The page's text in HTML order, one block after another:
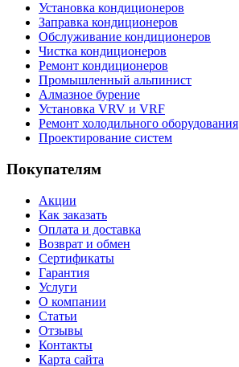
Установка кондиционеров
Заправка кондиционеров
Обслуживание кондиционеров
Чистка кондиционеров
Ремонт кондиционеров
Промышленный альпинист
Алмазное бурение
Установка VRV и VRF
Ремонт холодильного оборудования
Проектирование систем
Покупателям
Акции
Как заказать
Оплата и доставка
Возврат и обмен
Сертификаты
Гарантия
Услуги
О компании
Статьи
Отзывы
Контакты
Карта сайта